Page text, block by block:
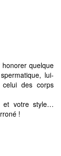
quelque
lui-
des corps
et votre style…
!